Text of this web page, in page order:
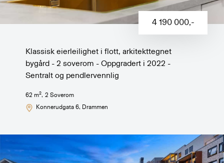
4 190 000,-
Klassisk eierleilighet i flott, arkitekttegnet
bygård - 2 soverom - Oppgradert i 2022 -
Sentralt og pendlervennlig
62 m2, 2 Soverom
Konnerudgata 6, Drammen